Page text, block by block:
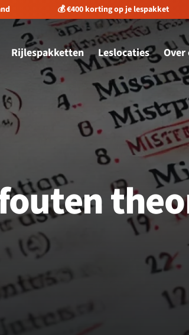
⭐️ Meer dan 1.662 reviews
Rijlespakketten Leslocaties Over